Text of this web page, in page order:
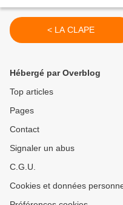
< LA CLAPE
Hébergé par Overblog
Top articles
Pages
Contact
Signaler un abus
C.G.U.
Cookies et données